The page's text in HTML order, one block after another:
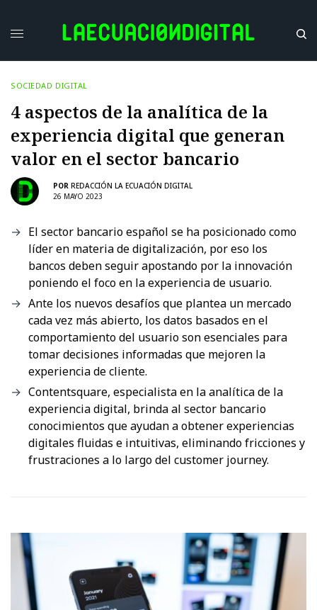
SOCIEDAD DIGITAL
4 aspectos de la analítica de la
experiencia digital que generan
valor en el sector bancario
POR REDACCIÓN LA ECUACIÓN DIGITAL
26 MAYO 2023
El sector bancario español se ha posicionado como
líder en materia de digitalización, por eso los
bancos deben seguir apostando por la innovación
poniendo el foco en la experiencia de usuario.
Ante los nuevos desafíos que plantea un mercado
cada vez más abierto, los datos basados en el
comportamiento del usuario son esenciales para
tomar decisiones informadas que mejoren la
experiencia de cliente.
Contentsquare, especialista en la analítica de la
experiencia digital, brinda al sector bancario
conocimientos que ayudan a obtener experiencias
digitales fluidas e intuitivas, eliminando fricciones y
frustraciones a lo largo del customer journey.